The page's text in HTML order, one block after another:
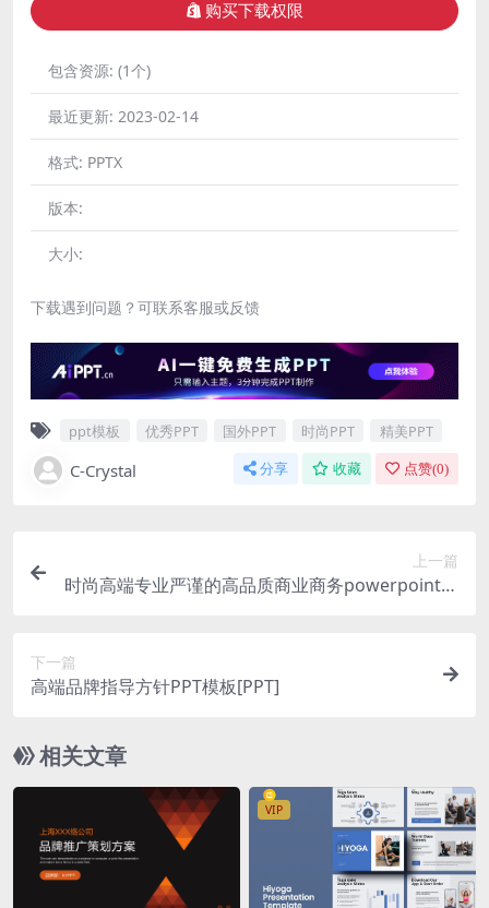
购买下载权限
包含资源: (1个)
最近更新: 2023-02-14
格式: PPTX
版本:
大小:
下载遇到问题？可联系客服或反馈
ppt模板 优秀PPT 国外PPT 时尚PPT 精美PPT
C-Crystal 分享 收藏 点赞(0)
上一篇
时尚高端专业严谨的高品质商业商务powerpoint幻
下一篇
高端品牌指导方针PPT模板[PPT]
相关文章
VIP